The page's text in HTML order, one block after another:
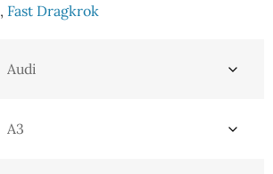
, Fast Dragkrok